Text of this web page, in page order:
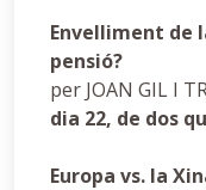
Envelliment de
pensió?
per JOAN GIL I
dia 22, de dos
Europa vs. la